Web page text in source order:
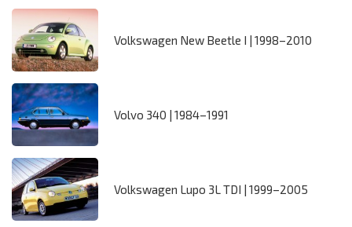
Volkswagen New Beetle I | 1998–2010
Volvo 340 | 1984–1991
Volkswagen Lupo 3L TDI | 1999–2005